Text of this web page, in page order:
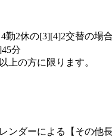
2休の[3][4]2交替の場
分
上の方に限ります。
ダーによる【その他長